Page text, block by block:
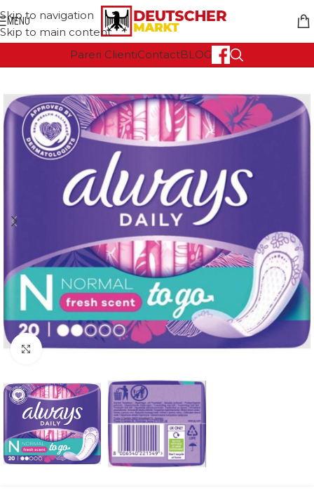
Skip to navigation
Skip to main content
MENU
Pareri ClientiContactBLOG
Click to enlarge